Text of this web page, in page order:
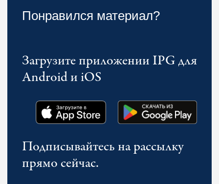
Понравился материал?
Загрузите приложении IPG для
Android и iOS
Подписывайтесь на рассылку
прямо сейчас.